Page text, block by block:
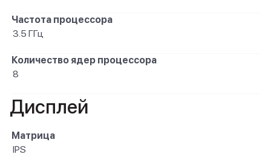
Частота процессора
3.5 ГГц
Количество ядер процессора
8
Дисплей
Матрица
IPS